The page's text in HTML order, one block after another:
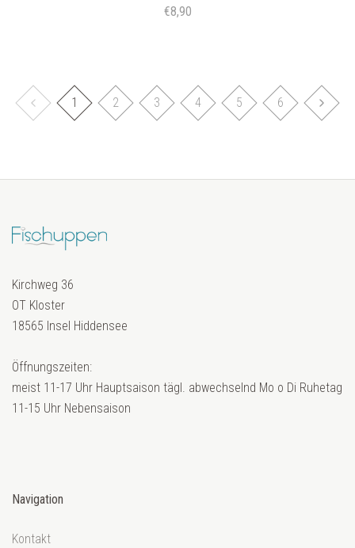
€8,90
1 2 3 4 5 6
Kirchweg 36
OT Kloster
18565 Insel Hiddensee
Öffnungszeiten:
meist 11-17 Uhr Hauptsaison tägl. abwechselnd Mo o Di Ruhetag
11-15 Uhr Nebensaison
Navigation
Kontakt